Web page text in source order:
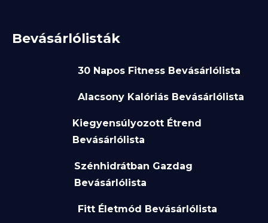
Bevásárlólisták
30 Napos Fitness Bevásárlólista
Alacsony Kalóriás Bevásárlólista
Kiegyensúlyozott Étrend
Bevásárlólista
Szénhidrátban Gazdag
Bevásárlólista
Fitt Életmód Bevásárlólista